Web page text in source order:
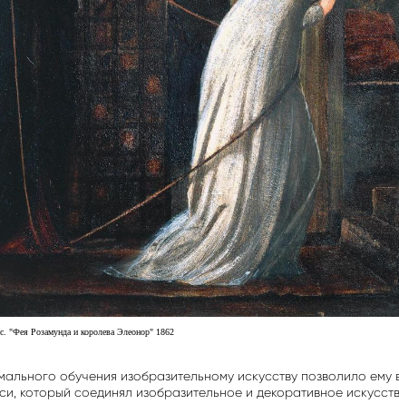
"Фея Розамунда и королева Элеонор" 1862
обучения изобразительному искусству позволило
который соединял изобразительное и декоративное